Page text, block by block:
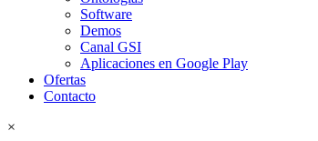
Software
Demos
Canal GSI
Aplicaciones en Google Play
Ofertas
Contacto
×